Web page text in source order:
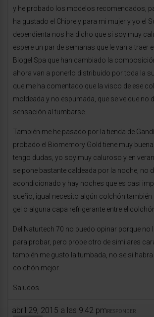
y he probado los modelos recomendados,
ha gustado el Chipre y para mi mujer y yo el
dependienta nos ha dicho que si soy muy
espere un par de semanas que le van a traer
Biogel Spa que han cambiado la
ahora van a ponerlo distribuido por toda la
que me ha comentado que la visco de ese
moldeada y no espumada, que se ve que no
sensación al tumbarse.
También me he pasado por la tienda de
probado el Biomemory Gold tiene muy
tengo dudas, yo soy muy caluroso y en
se pone bastante caldeada por la noche, no
acondicionado y hay noches que es casi
sueño, igual necesito algún colchón
gel o alguna capa refrigerante entre el
Del Naturtech 70 no puedo opinar porque no
para probar, pero probe otro de similares
también me gusto la tumbada, no se si
colchón mejor.
Saludos.
abril 29, 2015 a las 9:42 pm RESPONDER